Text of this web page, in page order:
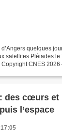
quelques
satellites Pléiades
Copyright CNES
des cœurs et
l’espace